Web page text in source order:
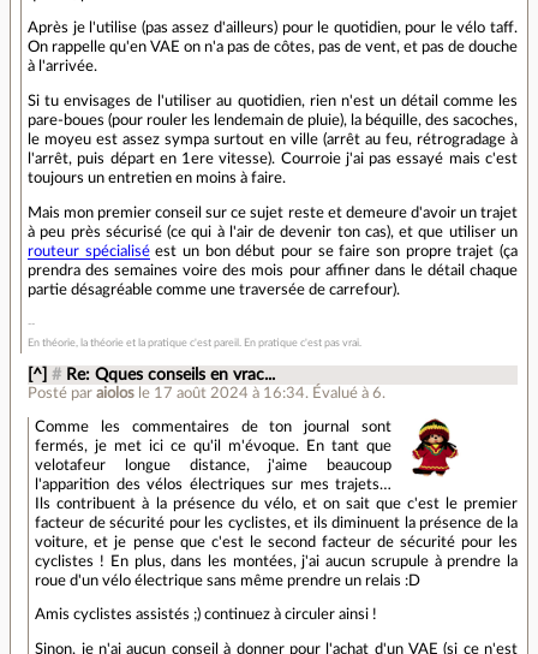
Après je l'utilise (pas assez d'ailleurs) pour le quotidien, pour le vélo taff.
On rappelle qu'en VAE on n'a pas de côtes, pas de vent, et pas de douche
à l'arrivée.
Si tu envisages de l'utiliser au quotidien, rien n'est un détail comme les
pare-boues (pour rouler les lendemain de pluie), la béquille, des sacoches,
le moyeu est assez sympa surtout en ville (arrêt au feu, rétrogradage à
l'arrêt, puis départ en 1ere vitesse). Courroie j'ai pas essayé mais c'est
toujours un entretien en moins à faire.
Mais mon premier conseil sur ce sujet reste et demeure d'avoir un trajet
à peu près sécurisé (ce qui à l'air de devenir ton cas), et que utiliser un
routeur spécialiséest un bon début pour se faire son propre trajet (ça
prendra des semaines voire des mois pour affiner dans le détail chaque
partie désagréable comme une traversée de carrefour).
En théorie, la théorie et la pratique c'est pareil. En pratique c'est pas vrai.
[^] # Re: Qques conseils en vrac...
Posté paraiolos le 17 août 2024 à 16:34. Évalué à6.
Comme les commentaires de ton journal sont
fermés, je met ici ce qu'il m'évoque. En tant que
velotafeur longue distance, j'aime beaucoup
l'apparition des vélos électriques sur mes trajets…
Ils contribuent à la présence du vélo, et on sait que c'est le premier
facteur de sécurité pour les cyclistes, et ils diminuent la présence de la
voiture, et je pense que c'est le second facteur de sécurité pour les
cyclistes ! En plus, dans les montées, j'ai aucun scrupule à prendre la
roue d'un vélo électrique sans même prendre un relais :D
Amis cyclistes assistés ;) continuez à circuler ainsi !
Sinon, je n'ai aucun conseil à donner pour l'achat d'un VAE (si ce n'est